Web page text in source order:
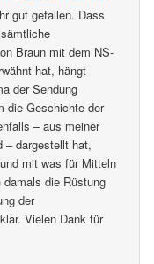
gut gefallen. Dass
Braun mit dem NS-
hat, hängt
der Sendung
die Geschichte der
– aus meiner
– dargestellt hat,
mit was für Mitteln
damals die Rüstung
der
Vielen Dank für